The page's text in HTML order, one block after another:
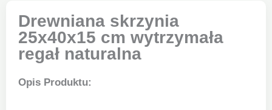
Drewniana skrzynia
25x40x15 cm wytrzymała
regał naturalna
Opis Produktu: